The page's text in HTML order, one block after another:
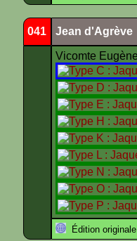
041 Jean d'Agrève
Vicomte
Édition